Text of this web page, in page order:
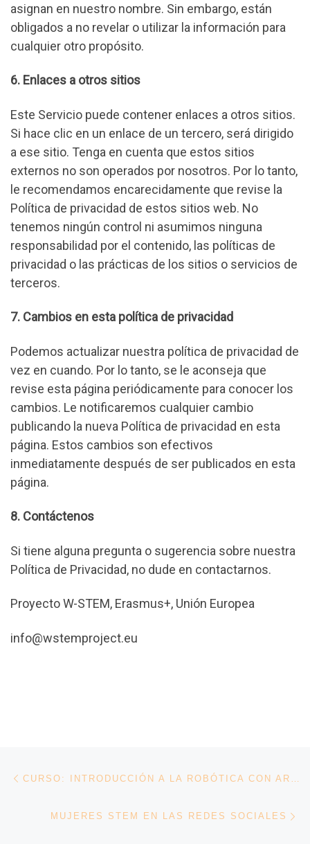
asignan en nuestro nombre. Sin embargo, están
obligados a no revelar o utilizar la información para
cualquier otro propósito.
6. Enlaces a otros sitios
Este Servicio puede contener enlaces a otros sitios.
Si hace clic en un enlace de un tercero, será dirigido
a ese sitio. Tenga en cuenta que estos sitios
externos no son operados por nosotros. Por lo tanto,
le recomendamos encarecidamente que revise la
Política de privacidad de estos sitios web. No
tenemos ningún control ni asumimos ninguna
responsabilidad por el contenido, las políticas de
privacidad o las prácticas de los sitios o servicios de
terceros.
7. Cambios en esta política de privacidad
Podemos actualizar nuestra política de privacidad de
vez en cuando. Por lo tanto, se le aconseja que
revise esta página periódicamente para conocer los
cambios. Le notificaremos cualquier cambio
publicando la nueva Política de privacidad en esta
página. Estos cambios son efectivos
inmediatamente después de ser publicados en esta
página.
8. Contáctenos
Si tiene alguna pregunta o sugerencia sobre nuestra
Política de Privacidad, no dude en contactarnos.
Proyecto W-STEM, Erasmus+, Unión Europea
info@wstemproject.eu
Navegación de entradas
MUJERES STEM EN LAS REDES SOCIALES